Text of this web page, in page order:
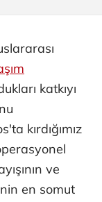
katkıyı
kırdığımız
ve
en somut